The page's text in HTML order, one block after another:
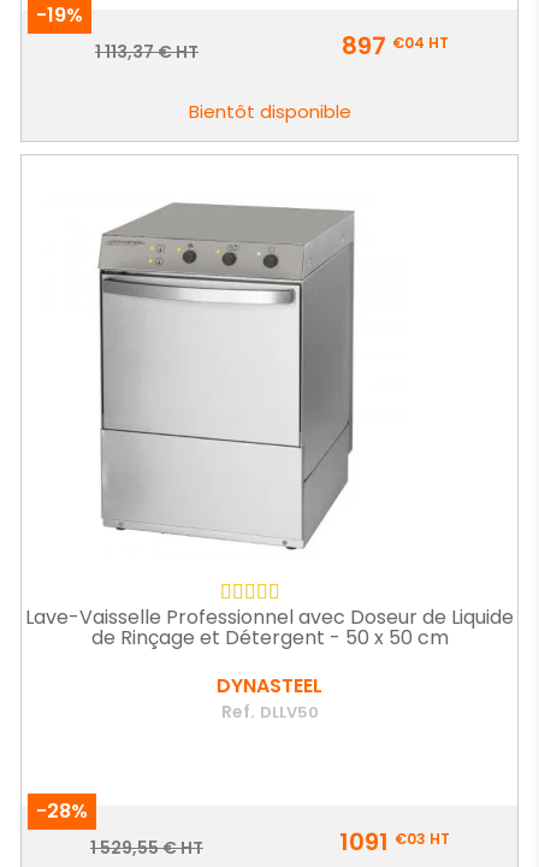
-19%
Prix
Prix
1 113,37 € HT 897 €04 HT
Bientôt disponible
Lave-Vaisselle Professionnel avec Doseur de Liquide
de Rinçage et Détergent - 50 x 50 cm
DYNASTEEL
Ref. DLLV50
-28%
Prix
Prix
1 529,55 € HT 1091 €03 HT